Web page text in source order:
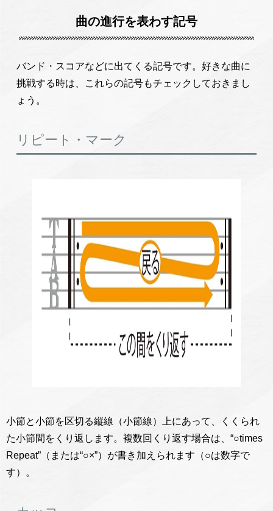
曲の進行を表わす記号
バンド・スコアなどに出てくる記号です。好きな曲に
挑戦する時は、これらの記号もチェックしておきまし
ょう。
リピート・マーク
小節と小節を区切る縦線（小節線）上にあって、くくられ
た小節間をくり返します。複数回くり返す場合は、“○times
Repeat”（または“○×”）が書き加えられます（○は数字で
す）。